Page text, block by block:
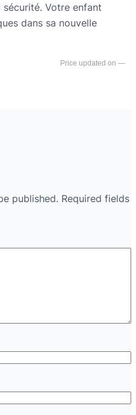
Votre enfant
dans sa nouvelle
—
published. Required fields